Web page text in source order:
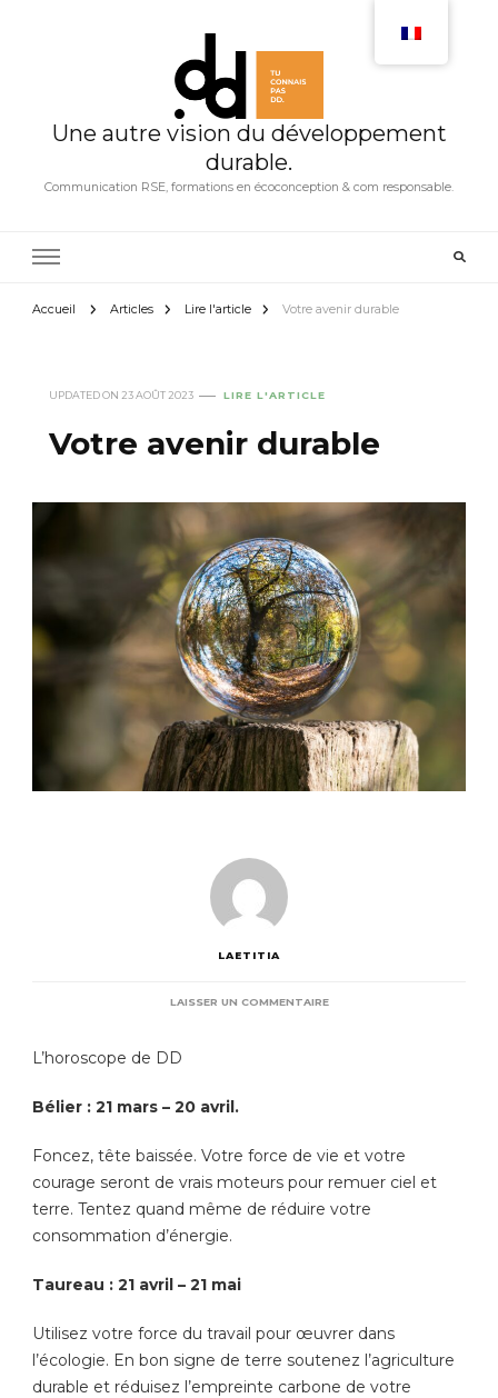
Une autre vision du développement
durable.
Communication RSE, formations en écoconception & com responsable.
Accueil Articles Lire l'article Votre avenir durable
UPDATED ON 23 AOÛT 2023 LIRE L'ARTICLE
Votre avenir durable
LAETITIA
LAISSER UN COMMENTAIRESUR
L’horoscope de DD
Bélier : 21 mars – 20 avril.
Foncez, tête baissée. Votre force de vie et votre
courage seront de vrais moteurs pour remuer ciel et
terre. Tentez quand même de réduire votre
consommation d’énergie.
Taureau : 21 avril – 21 mai
Utilisez votre force du travail pour œuvrer dans
l’écologie. En bon signe de terre soutenez l’agriculture
durable et réduisez l’empreinte carbone de votre